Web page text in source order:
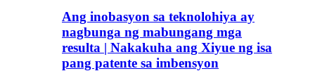
Ang inobasyon sa teknolohiya ay
nagbunga ng mabungang mga
resulta | Nakakuha ang Xiyue ng isa
pang patente sa imbensyon